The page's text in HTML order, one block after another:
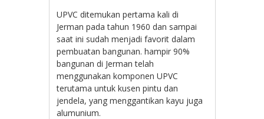
UPVC ditemukan pertama kali di
Jerman pada tahun 1960 dan sampai
saat ini sudah menjadi favorit dalam
pembuatan bangunan. hampir 90%
bangunan di Jerman telah
menggunakan komponen UPVC
terutama untuk kusen pintu dan
jendela, yang menggantikan kayu juga
alumunium.